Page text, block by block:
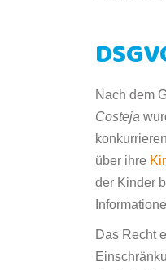
Nach dem
Costeja
über ihre
der Kinder
Das Recht